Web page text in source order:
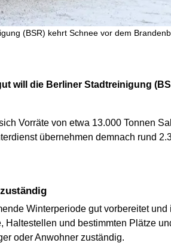
(BSR) kehrt Schnee vor dem
will die Berliner Stadtreinigung
Vorräte von etwa 13.000 Tonnen
übernehmen demnach rund
Winterperiode gut vorbereitet
Haltestellen und bestimmten Plätze
oder Anwohner zuständig.